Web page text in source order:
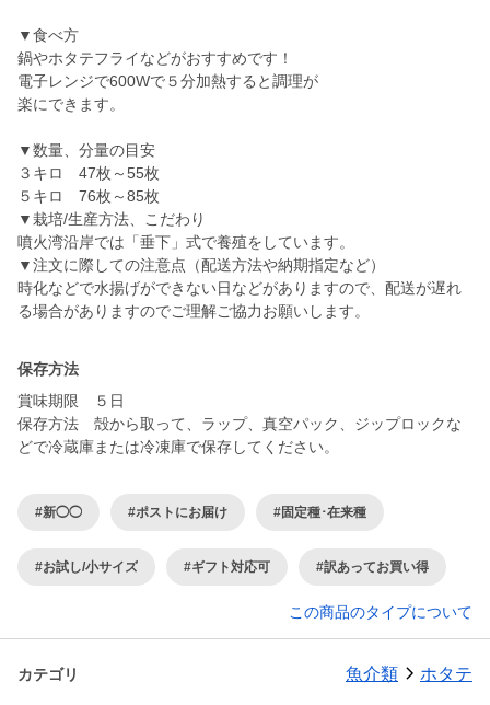
▼食べ方
鍋やホタテフライなどがおすすめです！
電子レンジで600Wで５分加熱すると調理が
楽にできます。
▼数量、分量の目安
３キロ 47枚～55枚
５キロ 76枚～85枚
▼栽培/生産方法、こだわり
噴火湾沿岸では「垂下」式で養殖をしています。
▼注文に際しての注意点（配送方法や納期指定など）
時化などで水揚げができない日などがありますので、配送が遅れ
る場合がありますのでご理解ご協力お願いします。
保存方法
賞味期限 ５日
保存方法 殻から取って、ラップ、真空パック、ジップロックな
どで冷蔵庫または冷凍庫で保存してください。
#新◯◯ #ポストにお届け #固定種･在来種
#お試し/小サイズ #ギフト対応可 #訳あってお買い得
この商品のタイプについて
カテゴリ 魚介類 ホタテ